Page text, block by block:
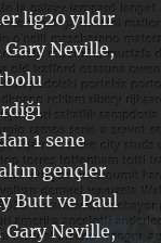
lig20 yıldır
Neville,
1 sene
gençler
Butt ve Paul
Gary Neville,